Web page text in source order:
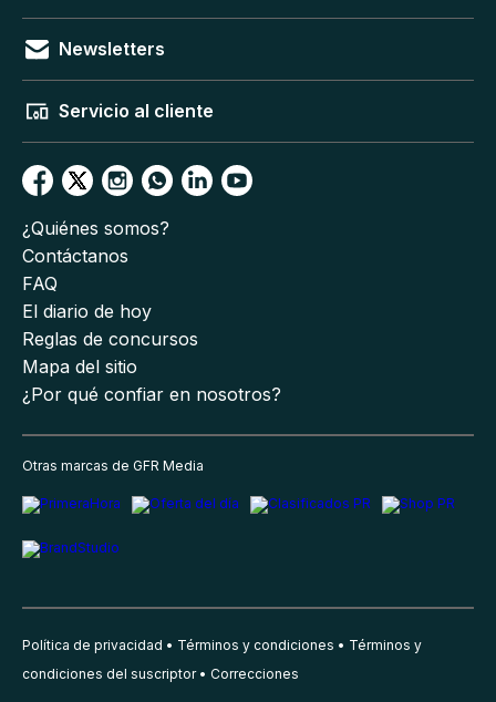
Newsletters
Servicio al cliente
¿Quiénes somos?
Contáctanos
FAQ
El diario de hoy
Reglas de concursos
Mapa del sitio
¿Por qué confiar en nosotros?
Otras marcas de GFR Media
Política de privacidad Términos y condiciones
Términos y
condiciones del suscriptor
Correcciones